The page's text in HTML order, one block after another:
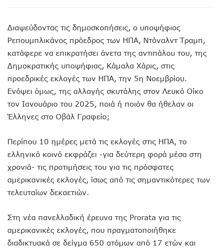
Διαψεύδοντας τις δημοσκοπήσεις, ο υποψήφιος
Ρεπουμπλικάνος πρόεδρος των ΗΠΑ, Ντόναλντ Τραμπ,
κατάφερε να επικρατήσει άνετα της αντιπάλου του, της
Δημοκρατικής υποψήφιας, Κάμαλα Χάρις, στις
προεδρικές εκλογές των ΗΠΑ, την 5η Νοεμβρίου.
Ενόψει όμως, της αλλαγής σκυτάλης στον Λευκό Οίκο
τον Ιανουάριο του 2025, ποιά ή ποιόν θα ήθελαν οι
Έλληνες στο Οβάλ Γραφείο;
Περίπου 10 ημέρες μετά τις εκλογές στις ΗΠΑ, το
ελληνικό κοινό εκφράζει -για δεύτερη φορά μέσα στη
χρονιά- τις προτιμήσεις του για τις πρόσφατες
αμερικανικές εκλογές, ίσως από τις σημαντικότερες των
τελευταίων δεκαετιών.
Στη νέα πανελλαδική έρευνα της Prorata για τις
αμερικανικές εκλογές, που πραγματοποιήθηκε
διαδικτυακά σε δείγμα 650 ατόμων από 17 ετών και